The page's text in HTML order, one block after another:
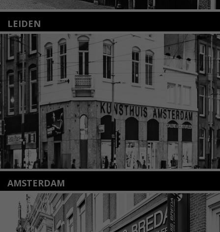
LEIDEN
Nieuwstraat 35
2312 KA Leiden
+31(0)71 – 52 84 480
info@kunsthuisleiden.nl
Lees meer
AMSTERDAM
Amstelveenseweg 135
1075 VX Amsterdam
+31 (0)20 2332546
info@kunsthuisamsterdam.nl